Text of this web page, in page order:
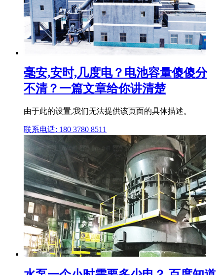
毫安,安时,几度电？电池容量傻傻分
不清？一篇文章给你讲清楚
由于此的设置,我们无法提供该页面的具体描述。
联系电话: 180 3780 8511